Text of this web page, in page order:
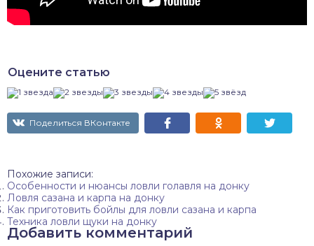
Оцените статью
Поделиться ВКонтакте
Похожие записи:
Особенности и нюансы ловли голавля на донку
Ловля сазана и карпа на донку
Как приготовить бойлы для ловли сазана и карпа
Техника ловли щуки на донку
Добавить комментарий